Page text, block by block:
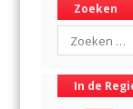
Zoeken
Search
In de